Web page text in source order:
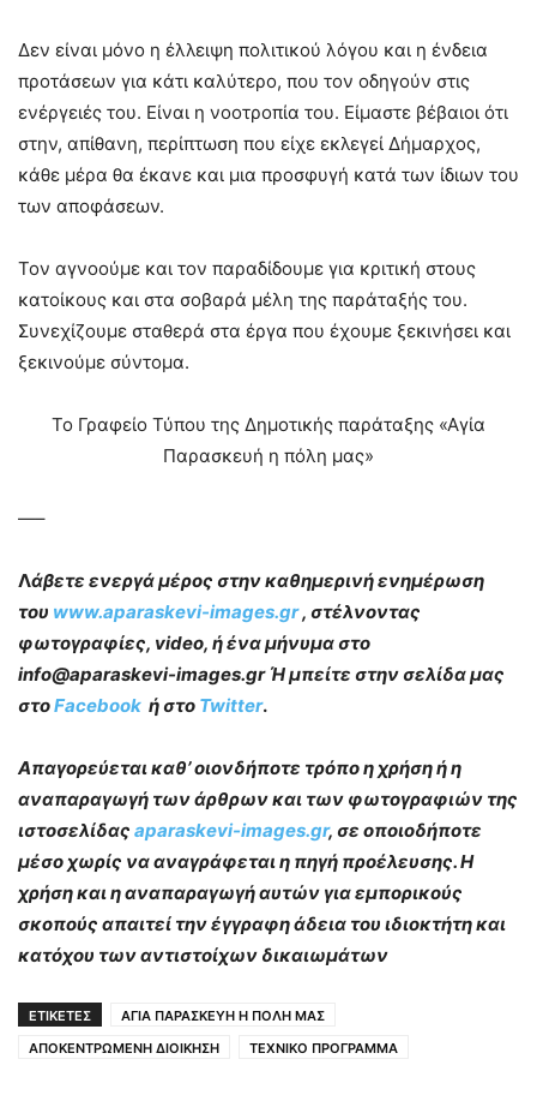
Δεν είναι μόνο η έλλειψη πολιτικού λόγου και η ένδεια
προτάσεων για κάτι καλύτερο, που τον οδηγούν στις
ενέργειές του. Είναι η νοοτροπία του. Είμαστε βέβαιοι ότι
στην, απίθανη, περίπτωση που είχε εκλεγεί Δήμαρχος,
κάθε μέρα θα έκανε και μια προσφυγή κατά των ίδιων του
των αποφάσεων.
Τον αγνοούμε και τον παραδίδουμε για κριτική στους
κατοίκους και στα σοβαρά μέλη της παράταξής του.
Συνεχίζουμε σταθερά στα έργα που έχουμε ξεκινήσει και
ξεκινούμε σύντομα.
Το Γραφείο Τύπου της Δημοτικής παράταξης «Αγία
Παρασκευή η πόλη μας»
—–
Λάβετε ενεργά μέρος στην καθημερινή ενημέρωση
του www.aparaskevi-images.gr, στέλνοντας
φωτογραφίες, video, ή ένα μήνυμα στο
info@aparaskevi-images.gr Ή μπείτε στην σελίδα μας
στοFacebook ή στο Twitter.
Απαγορεύεται καθ’ οιονδήποτε τρόπο η χρήση ή η
αναπαραγωγή των άρθρων και των φωτογραφιών της
ιστοσελίδας aparaskevi-images.gr, σε οποιοδήποτε
μέσο χωρίς να αναγράφεται η πηγή προέλευσης. Η
χρήση και η αναπαραγωγή αυτών για εμπορικούς
σκοπούς απαιτεί την έγγραφη άδεια του ιδιοκτήτη και
κατόχου των αντιστοίχων δικαιωμάτων
ΕΤΙΚΕΤΕΣ
ΑΓΙΑ ΠΑΡΑΣΚΕΥΗ Η ΠΟΛΗ ΜΑΣ
ΑΠΟΚΕΝΤΡΩΜΕΝΗ ΔΙΟΙΚΗΣΗ
ΤΕΧΝΙΚΟ ΠΡΟΓΡΑΜΜΑ